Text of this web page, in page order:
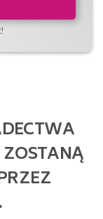
ZOSTANĄ